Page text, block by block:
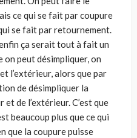
ce qui se fait par coupure
se fait par retourne­ment.
ça serait tout à fait un
on peut désimpliquer, on
l’extérieur, alors que par
de désimpliquer la
de l’extérieur. C’est que
beaucoup plus que ce qui
que la coupure puisse